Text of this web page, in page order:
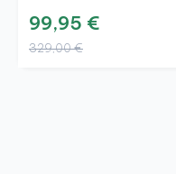
99,95 €
329,00 €